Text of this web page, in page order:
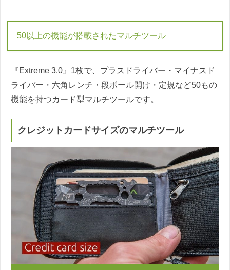
50以上の機能が搭載されたマルチツール
『Extreme 3.0』1枚で、プラスドライバー・マイナスド
ライバー・六角レンチ・段ボール開け・定規など50もの
機能を持つカード型マルチツールです。
クレジットカードサイズのマルチツール